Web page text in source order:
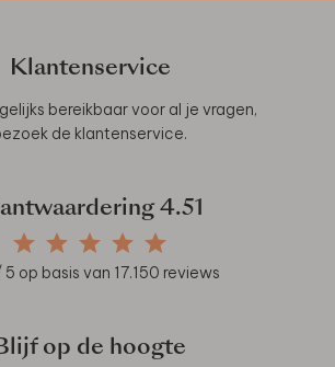
Klantenservice
bereikbaar voor al je vragen,
de klantenservice.
4.51
5 op basis van 17.150 reviews
op de hoogte